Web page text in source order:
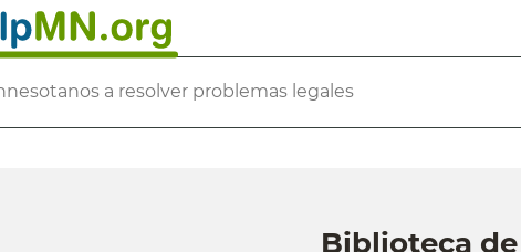
a resolver problemas legales
Biblioteca